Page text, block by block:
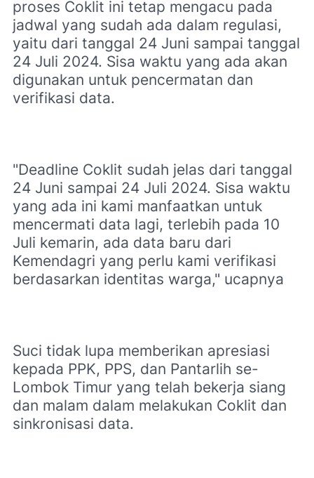
proses Coklit ini tetap mengacu pada
jadwal yang sudah ada dalam regulasi,
yaitu dari tanggal 24 Juni sampai tanggal
24 Juli 2024. Sisa waktu yang ada akan
digunakan untuk pencermatan dan
verifikasi data.
"Deadline Coklit sudah jelas dari tanggal
24 Juni sampai 24 Juli 2024. Sisa waktu
yang ada ini kami manfaatkan untuk
mencermati data lagi, terlebih pada 10
Juli kemarin, ada data baru dari
Kemendagri yang perlu kami verifikasi
berdasarkan identitas warga," ucapnya
Suci tidak lupa memberikan apresiasi
kepada PPK, PPS, dan Pantarlih se-
Lombok Timur yang telah bekerja siang
dan malam dalam melakukan Coklit dan
sinkronisasi data.